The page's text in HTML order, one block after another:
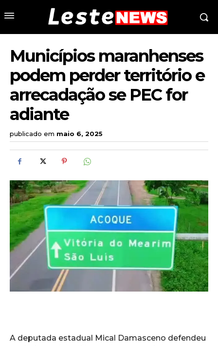
Municípios maranhenses
podem perder território e
arrecadação se PEC for
adiante
publicado em maio 6, 2025
A deputada estadual Mical Damasceno defendeu